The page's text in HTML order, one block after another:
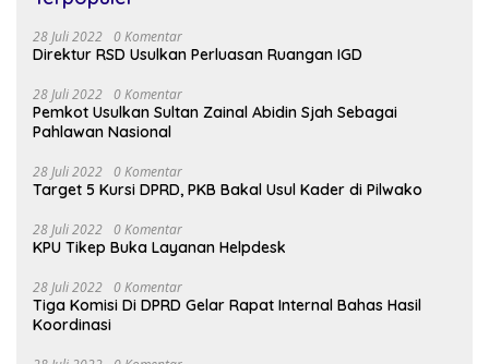
28 Juli 2022 0 Komentar
Direktur RSD Usulkan Perluasan Ruangan IGD
28 Juli 2022 0 Komentar
Pemkot Usulkan Sultan Zainal Abidin Sjah Sebagai
Pahlawan Nasional
28 Juli 2022 0 Komentar
Target 5 Kursi DPRD, PKB Bakal Usul Kader di Pilwako
28 Juli 2022 0 Komentar
KPU Tikep Buka Layanan Helpdesk
28 Juli 2022 0 Komentar
Tiga Komisi Di DPRD Gelar Rapat Internal Bahas Hasil
Koordinasi